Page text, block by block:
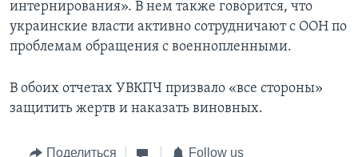
интернирования». В нем также говорится, что
украинские власти активно сотрудничают с ООН по
проблемам обращения с военнопленными.
В обоих отчетах УВКПЧ призвало «все стороны»
защитить жертв и наказать виновных.
Поделиться Follow us